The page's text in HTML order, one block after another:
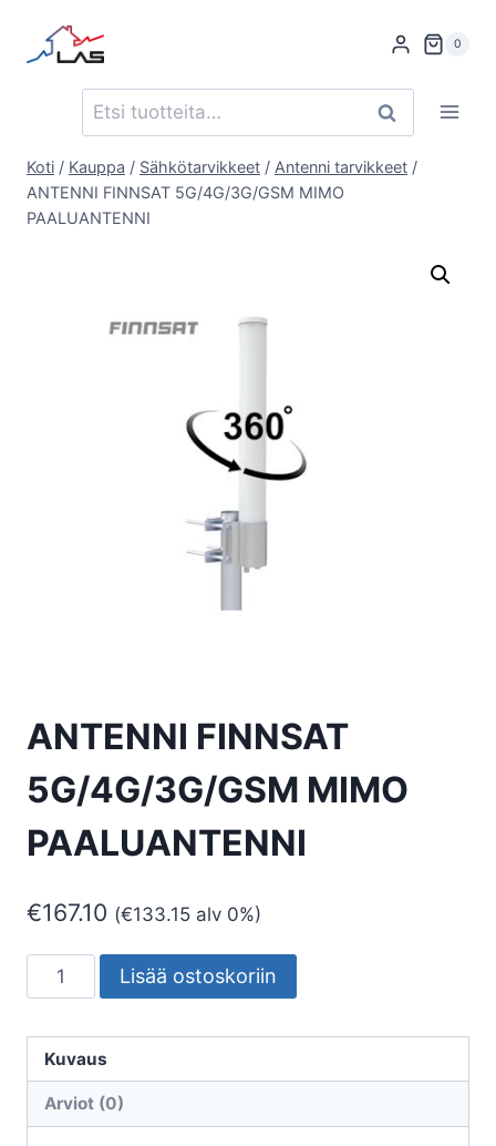
sisältöön
0
Etsi: Haku
Koti / Kauppa / Sähkötarvikkeet / Antenni tarvikkeet /
ANTENNI FINNSAT 5G/4G/3G/GSM MIMO
PAALUANTENNI
ANTENNI FINNSAT
5G/4G/3G/GSM MIMO
PAALUANTENNI
€167.10 (€133.15 alv 0%)
ANTENNI
FINNSAT
MIMO
PAALUANTENNI
Lisää ostoskoriin
Kuvaus
Arviot (0)